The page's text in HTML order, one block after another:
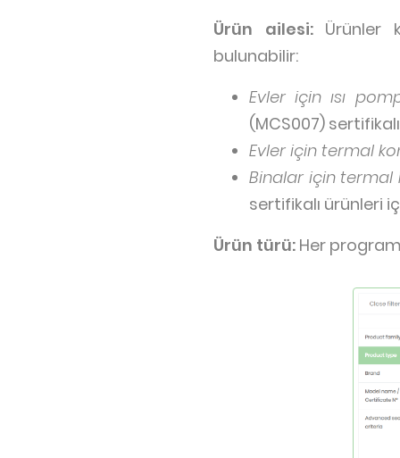
Ürün ailesi:Ürünler
bulunabilir:
Evler için ısı
(MCS007)
Evler için termal
Binalar için termal
sertifikalı ürünleri
Ürün türü: Her